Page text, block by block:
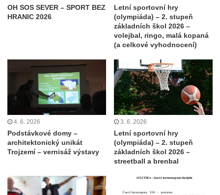
OH SOS SEVER – SPORT BEZ
HRANIC 2026
Letní sportovní hry
(olympiáda) – 2. stupeň
základních škol 2026 –
volejbal, ringo, malá kopaná
(a celkové vyhodnocení)
4. 6. 2026
Podstávkové domy –
architektonický unikát
Trojzemí – vernisáž výstavy
3. 6. 2026
Letní sportovní hry
(olympiáda) – 2. stupeň
základních škol 2026 –
streetball a brenbal